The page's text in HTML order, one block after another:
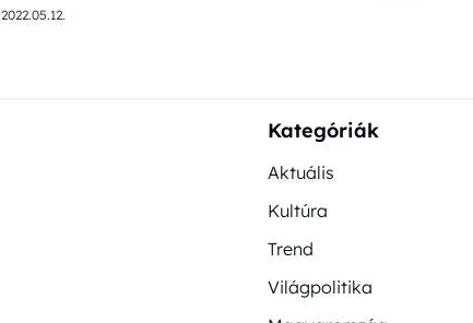
2022.05.12.
Kategóriák
Aktuális
Kultúra
Trend
Világpolitika